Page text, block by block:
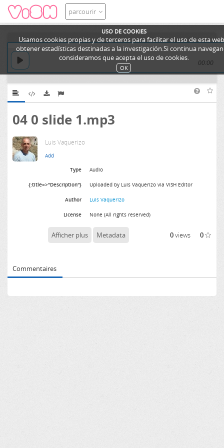
USO DE COOKIES
Usamos cookies propias y de terceros para facilitar el uso de esta
obtener estadísticas destinadas a la investigación.Si continua
consideramos que acepta el uso de cookies.
OK
parcourir
00:00
04 0 slide 1.mp3
Luis Vaquerizo
Type Audio
{:title=>"Description"} Uploaded by Luis Vaquerizo via ViSH Editor
Author Luis Vaquerizo
License None (All rights reserved)
Afficher plus Metadata 0views 0
Commentaires